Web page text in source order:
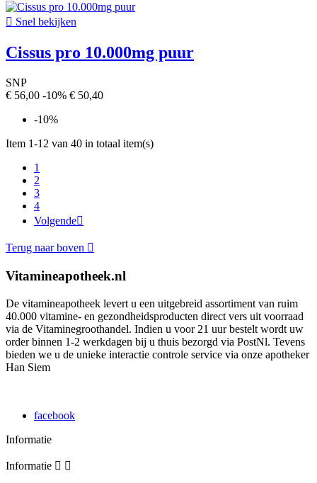
 Snel bekijken
Cissus pro 10.000mg puur
SNP
€ 56,00 -10% € 50,40
-10%
Item 1-12 van 40 in totaal item(s)
1
2
3
4
Volgende
Terug naar boven 
Vitamineapotheek.nl
De vitamineapotheek levert u een uitgebreid assortiment van ruim
40.000 vitamine- en gezondheidsproducten direct vers uit voorraad
via de Vitaminegroothandel. Indien u voor 21 uur bestelt wordt uw
order binnen 1-2 werkdagen bij u thuis bezorgd via PostNl. Tevens
bieden we u de unieke interactie controle service via onze apotheker
Han Siem
facebook
Informatie
Informatie  